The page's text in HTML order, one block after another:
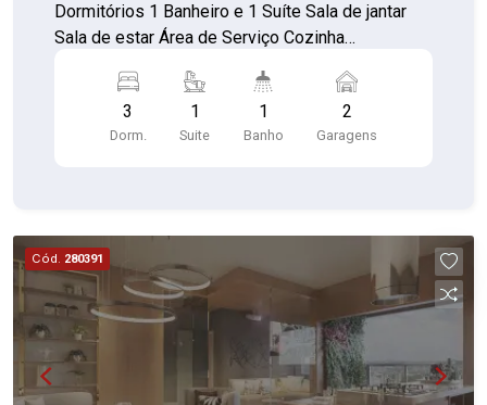
Dormitórios 1 Banheiro e 1 Suíte Sala de jantar
Sala de estar Área de Serviço Cozinha
garagem e Playground Apartamento com cozinha
e lavanderia amplas, jacuzzi em um dos
banheiros, 1 suíte, todos os cômodos com
3
Dorm.
1
Suite
1
Banho
2
Garagens
Cód. 280391